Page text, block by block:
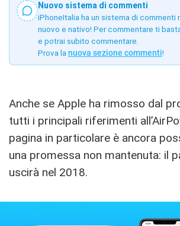
Nuovo sistema di commenti
iPhoneItalia ha un sistema di commenti
nuovo e nativo! Per commentare ti
e potrai subito commentare.
Prova la nuova sezione commenti!
Anche se Apple ha rimosso dal
tutti i principali riferimenti
pagina in particolare è ancora
una promessa non mantenuta: il
uscirà nel 2018.